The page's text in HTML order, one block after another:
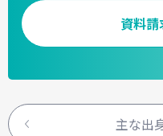
資料請
主な出